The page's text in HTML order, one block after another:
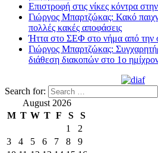
Επιστροφή στις νίκες κόντρα
Γιώργος Μπαρτζώκας: Κακό
πολλές κακές αποφάσεις
Ήττα στο ΣΕΦ στο νήμα από την
Γιώργος Μπαρτζώκας:
διάθεση διακοπών στο 1ο
Search for:
August 2026
M T W T F S
S
1
2
3
4 5 6 7 8
9